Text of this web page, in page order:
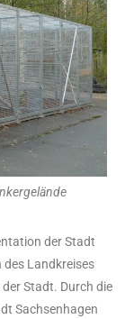
der Stadt
Landkreises
Stadt. Durch die
Sachsenhagen